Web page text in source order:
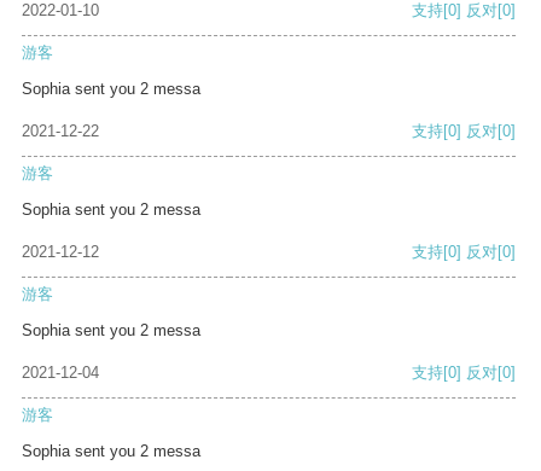
2022-01-10 支持[0] 反对[0]
游客
Sophia sent you 2 messa
2021-12-22 支持[0] 反对[0]
游客
Sophia sent you 2 messa
2021-12-12 支持[0] 反对[0]
游客
Sophia sent you 2 messa
2021-12-04 支持[0] 反对[0]
游客
Sophia sent you 2 messa